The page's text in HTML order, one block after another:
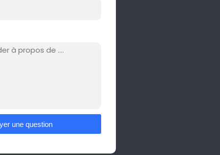
une question